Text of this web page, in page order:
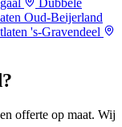
Oud-Beijerland
's-Gravendeel
offerte op maat. Wij